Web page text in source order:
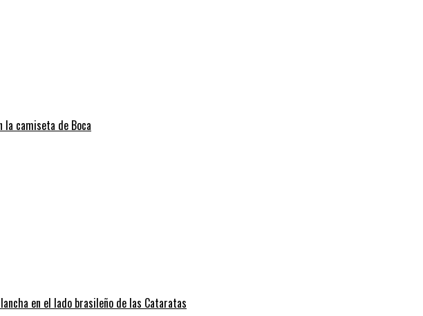
la camiseta de Boca
en el lado brasileño de las Cataratas